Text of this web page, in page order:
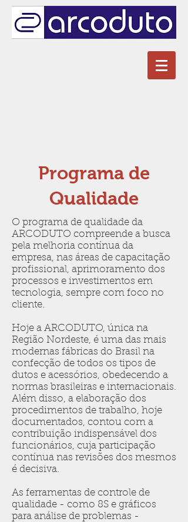
Programa de
Qualidade
O programa de qualidade da
ARCODUTO compreende a busca
pela melhoria contínua da
empresa, nas áreas de capacitação
profissional, aprimoramento dos
processos e investimentos em
tecnologia, sempre com foco no
cliente.
Hoje a ARCODUTO, única na
Região Nordeste, é uma das mais
modernas fábricas do Brasil na
confecção de todos os tipos de
dutos e acessórios, obedecendo a
normas brasileiras e internacionais.
Além disso, a elaboração dos
procedimentos de trabalho, hoje
documentados, contou com a
contribuição indispensável dos
funcionários, cuja participação
contínua nas revisões dos mesmos
é decisiva.
As ferramentas de controle de
qualidade - como 8S e gráficos
para análise de problemas -